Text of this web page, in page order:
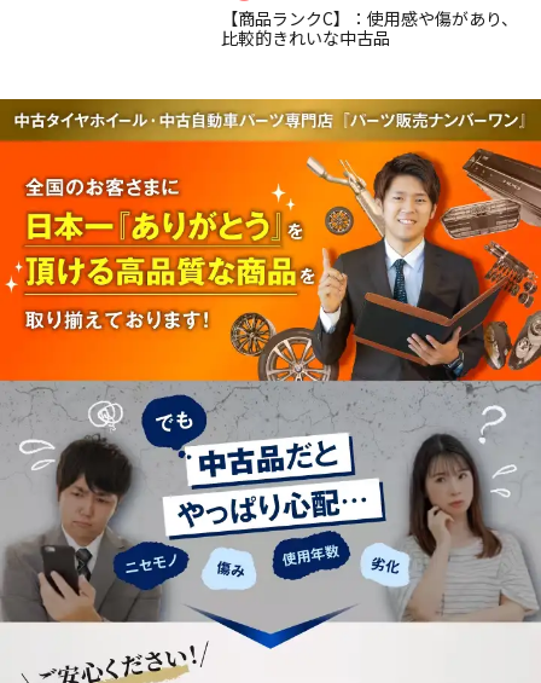
【商品ランクC】：使用感や傷があり、
比較的きれいな中古品